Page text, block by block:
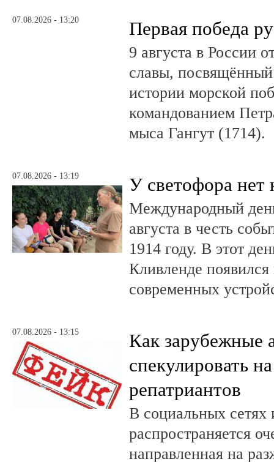
07.08.2026 - 13:20 Первая победа
9 августа в России
славы, посвящённый
истории морской
командованием
мыса Гангут (1714).
07.08.2026 - 13:19 У светофора нет
Международный
августа в честь
1914 году. В этот
Кливленде
современных
07.08.2026 - 13:15
Как зарубежные
спекулировать
репатриантов
В социальных сетях
распространяется
направленная на